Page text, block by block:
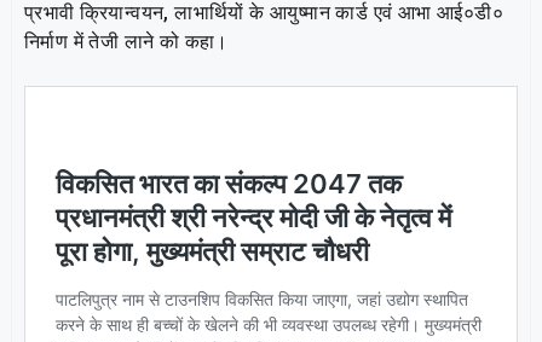
प्रभावी क्रियान्वयन, लाभार्थियों के आयुष्मान कार्ड एवं आभा आई०डी०
निर्माण में तेजी लाने को कहा।